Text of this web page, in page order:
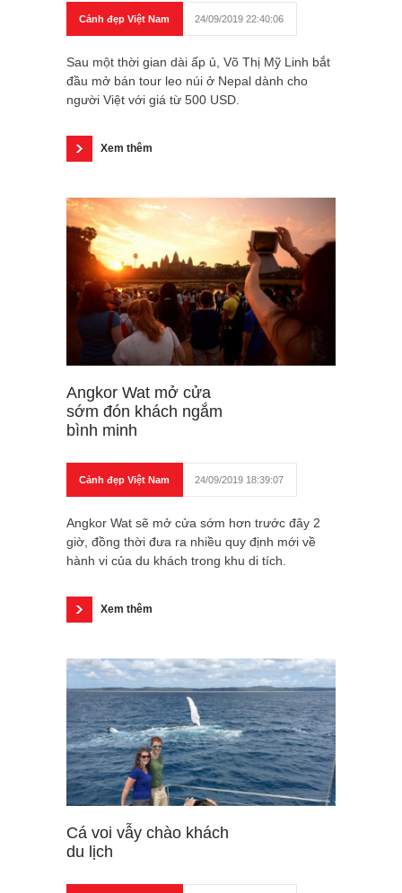
Cảnh đẹp Việt Nam 24/09/2019 22:40:06
Sau một thời gian dài ấp ủ, Võ Thị Mỹ Linh bắt
đầu mở bán tour leo núi ở Nepal dành cho
người Việt với giá từ 500 USD.
Xem thêm
Angkor Wat mở cửa
sớm đón khách ngắm
bình minh
Cảnh đẹp Việt Nam 24/09/2019 18:39:07
Angkor Wat sẽ mở cửa sớm hơn trước đây 2
giờ, đồng thời đưa ra nhiều quy định mới về
hành vi của du khách trong khu di tích.
Xem thêm
Cá voi vẫy chào khách
du lịch